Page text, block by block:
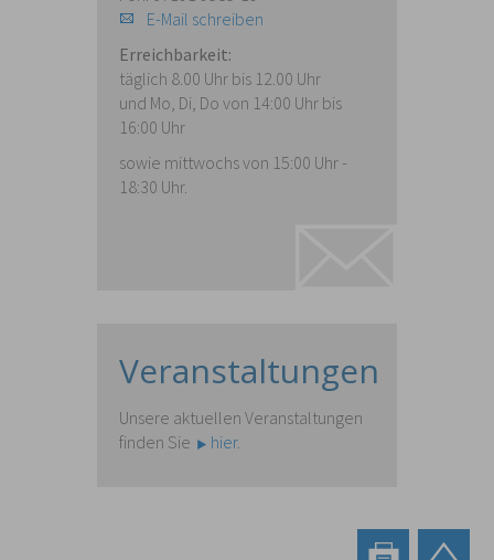
E-Mail schreiben
Erreichbarkeit:
täglich 8.00 Uhr bis 12.00 Uhr
und Mo, Di, Do von 14:00 Uhr bis
16:00 Uhr
sowie mittwochs von 15:00 Uhr -
18:30 Uhr.
Veranstaltungen
Unsere aktuellen Veranstaltungen
finden Sie
hier.